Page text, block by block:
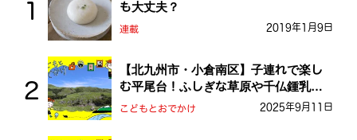
も大丈夫？
連載 2019年1月9日
【北九州市・小倉南区】子連れで楽し
む平尾台！ふしぎな草原や千仏鍾乳洞
を探検しよう！
こどもとおでかけ 2025年9月11日